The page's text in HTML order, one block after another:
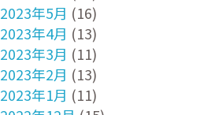
2023年5月 (16)
2023年4月 (13)
2023年3月 (11)
2023年2月 (13)
2023年1月 (11)